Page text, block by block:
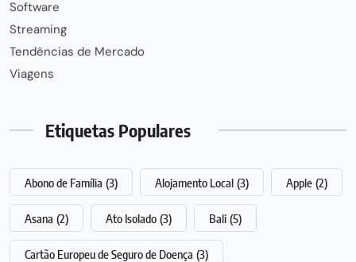
Software
Streaming
Tendências de Mercado
Viagens
Etiquetas Populares
Abono de Família (3) Alojamento Local (3) Apple (2)
Asana (2) Ato Isolado (3) Bali (5)
Cartão Europeu de Seguro de Doença (3)